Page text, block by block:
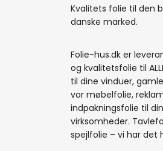
Kvalitets folie til den
danske marked.
Folie-hus.dk er
og kvalitetsfolie til
til dine vinduer,
vor møbelfolie,
indpakningsfolie til
virksomheder.
spejlfolie – vi har det